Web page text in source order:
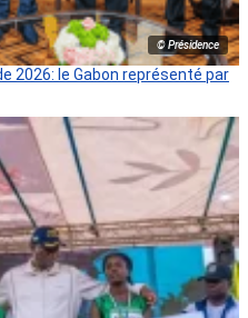
© Présidence
2026: le Gabon représenté par